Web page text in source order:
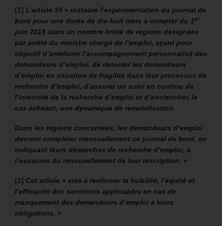
[1] L’article 34 « instaure l’expérimentation du journal de
bord pour une durée de dix-huit mois à compter du 1er
juin 2019 dans un nombre limité de régions désignées
par arrêté du ministre chargé de l’emploi, ayant pour
objectif d’améliorer l’accompagnement personnalisé des
demandeurs d’emploi, de détecter les demandeurs
d’emploi en situation de fragilité dans leur processus de
recherche d’emploi, d’assurer un suivi en continu de
l’intensité de la recherche d’emploi et d’enclencher, le
cas échéant, une dynamique de remobilisation.
Dans les régions concernées, les demandeurs d’emploi
devront compléter mensuellement ce journal de bord, en
indiquant leurs démarches de recherche d’emploi, à
l’occasion du renouvellement de leur inscription. »
[2] Cet article « vise à renforcer la lisibilité, l’équité et
l’efficacité des sanctions applicables en cas de
manquement des demandeurs d’emploi à leurs
obligations. »